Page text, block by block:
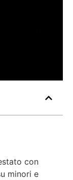
con
minori e